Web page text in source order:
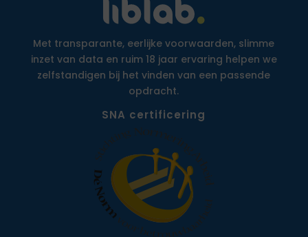
Met transparante, eerlijke voorwaarden, slimme
inzet van data en ruim 18 jaar ervaring helpen we
zelfstandigen bij het vinden van een passende
opdracht.
SNA certificering